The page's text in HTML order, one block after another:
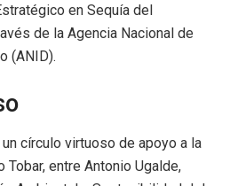
en Sequía del
de la Agencia Nacional de
(ANID).
círculo virtuoso de apoyo a la
entre Antonio Ugalde,